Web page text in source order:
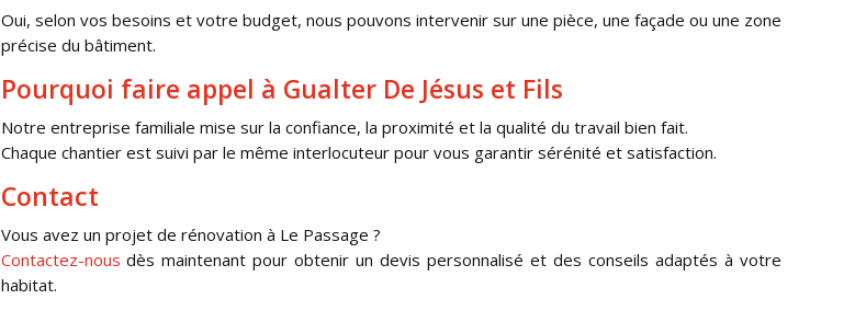
Oui, selon vos besoins et votre budget, nous pouvons intervenir sur une pièce, une façade ou une zone
précise du bâtiment.
Pourquoi faire appel à Gualter De Jésus et Fils
Notre entreprise familiale mise sur la confiance, la proximité et la qualité du travail bien fait.
Chaque chantier est suivi par le même interlocuteur pour vous garantir sérénité et satisfaction.
Contact
Vous avez un projet de rénovation à Le Passage ?
Contactez-nous dès maintenant pour obtenir un devis personnalisé et des conseils adaptés à votre
habitat.